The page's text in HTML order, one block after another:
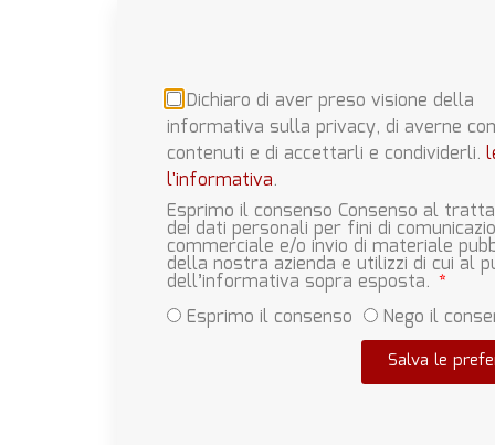
Dichiaro di aver preso visione della
informativa sulla privacy, di averne
contenuti e di accettarli e condividerli.
l'informativa.
Esprimo il consenso Consenso al
dei dati personali per fini di
commerciale e/o invio di materiale
della nostra azienda e utilizzi di cui al
dell’informativa sopra esposta.
Esprimo il consenso
Nego il
Salva le